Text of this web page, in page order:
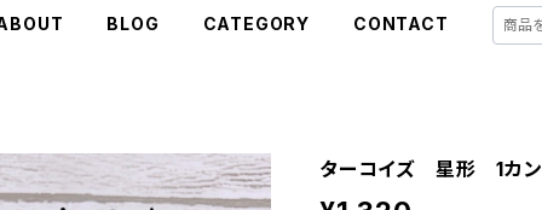
BLOG CATEGORY CONTACT
ターコイズ 星形 1カン